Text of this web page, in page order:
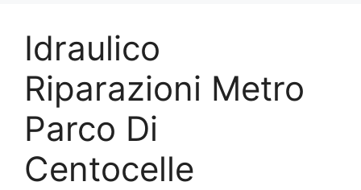
Idraulico
Riparazioni Metro
Parco Di
Centocelle